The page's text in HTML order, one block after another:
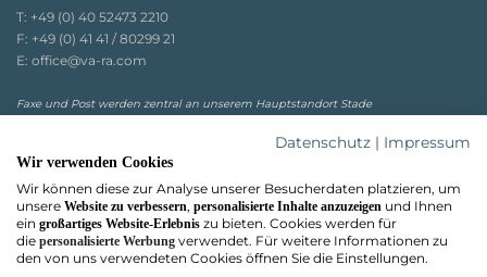
T: +49 (0) 40 52473 2210
F: +49 (0) 41 41 / 80299 21
E: office@va-ra.com
Faxe und Post werden zentral an unserem Hauptstandort Stade
Datenschutz | Impressum
Wir verwenden Cookies
Wir können diese zur Analyse unserer Besucherdaten platzieren, um
unsere Website zu verbessern, personalisierte Inhalte anzuzeigen und Ihnen
ein großartiges Website-Erlebnis zu bieten. Cookies werden für
die personalisierte Werbung verwendet. Für weitere Informationen zu
den von uns verwendeten Cookies öffnen Sie die Einstellungen.